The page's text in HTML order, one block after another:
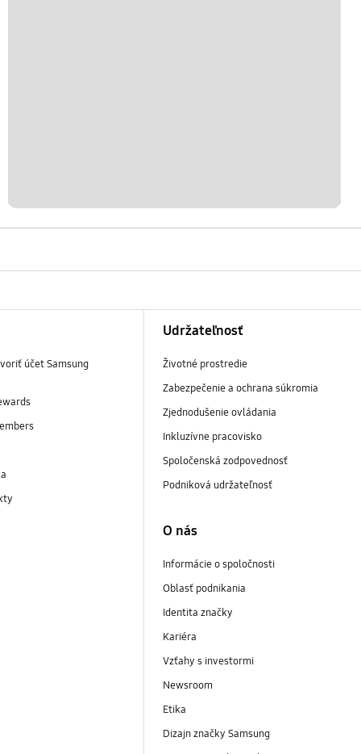
účet Samsung
Udržateľnosť
Životné prostredie
Zabezpečenie a ochrana súkromia
Zjednodušenie ovládania
Inkluzívne pracovisko
Spoločenská zodpovednosť
Podniková udržateľnosť
O nás
Informácie o spoločnosti
Oblasť podnikania
Identita značky
Kariéra
Vzťahy s investormi
Newsroom
Etika
Dizajn značky Samsung